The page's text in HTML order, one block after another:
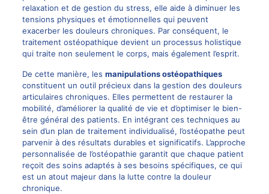
relaxation et de gestion du stress, elle aide à diminuer les
tensions physiques et émotionnelles qui peuvent
exacerber les douleurs chroniques. Par conséquent, le
traitement ostéopathique devient un processus holistique
qui traite non seulement le corps, mais également l’esprit.
De cette manière, les manipulations ostéopathiques
constituent un outil précieux dans la gestion des douleurs
articulaires chroniques. Elles permettent de restaurer la
mobilité, d’améliorer la qualité de vie et d’optimiser le bien-
être général des patients. En intégrant ces techniques au
sein d’un plan de traitement individualisé, l’ostéopathe peut
parvenir à des résultats durables et significatifs. L’approche
personnalisée de l’ostéopathie garantit que chaque patient
reçoit des soins adaptés à ses besoins spécifiques, ce qui
est un atout majeur dans la lutte contre la douleur
chronique.